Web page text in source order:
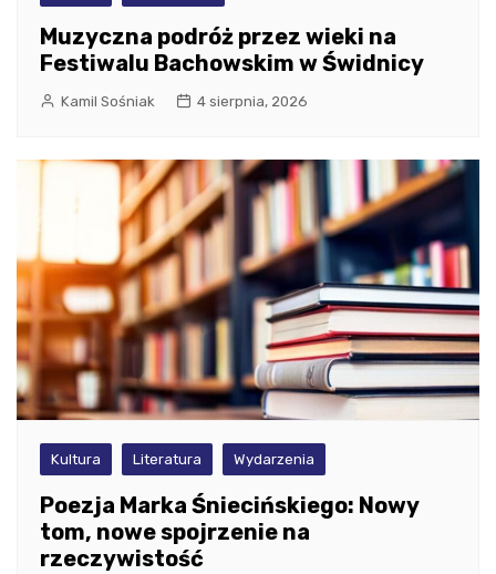
Muzyczna podróż przez wieki na
Festiwalu Bachowskim w Świdnicy
Kamil Sośniak 4 sierpnia, 2026
Kultura Literatura Wydarzenia
Poezja Marka Śniecińskiego: Nowy
tom, nowe spojrzenie na
rzeczywistość